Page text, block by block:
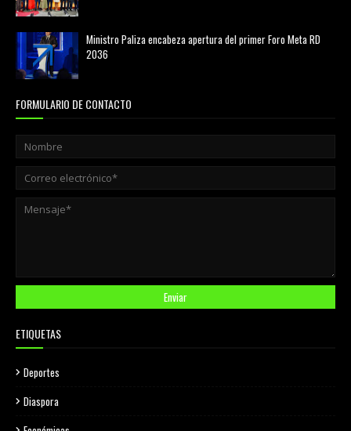
Ministro Paliza encabeza apertura del primer Foro Meta RD
2036
FORMULARIO DE CONTACTO
ETIQUETAS
Deportes
Diaspora